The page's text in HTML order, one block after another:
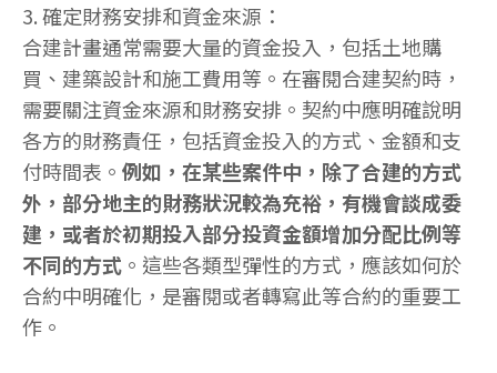
3. 確定財務安排和資金來源：
合建計畫通常需要大量的資金投入，包括土地購
買、建築設計和施工費用等。在審閱合建契約時，
需要關注資金來源和財務安排。契約中應明確說明
各方的財務責任，包括資金投入的方式、金額和支
付時間表。 例如，在某些案件中，除了合建的方式
外，部分地主的財務狀況較為充裕，有機會談成委
建，或者於初期投入部分投資金額增加分配比例等
不同的方式 。這些各類型彈性的方式，應該如何於
合約中明確化，是審閱或者轉寫此等合約的重要工
作。